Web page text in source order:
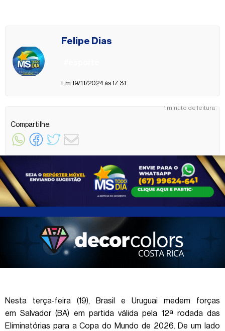
1 minuto de leitura
Felipe Dias
Em 19/11/2024 às 17:31
Compartilhe:
Nesta terça-feira (19), Brasil e Uruguai medem forças
em Salvador (BA) em partida válida pela 12ª rodada das
Eliminatórias para a Copa do Mundo de 2026. De um lado